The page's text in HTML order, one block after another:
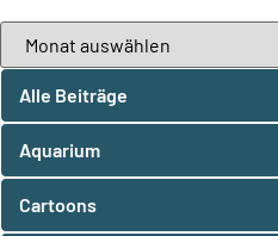
Alle Beiträge
Aquarium
Cartoons